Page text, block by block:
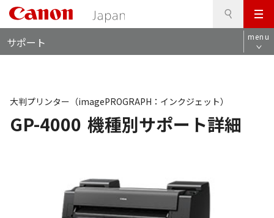
メ
ニ
ュ
サポート menu
GP-4000 機種別サポート詳細
大判プリンター（imagePROGRAPH：インクジェット）